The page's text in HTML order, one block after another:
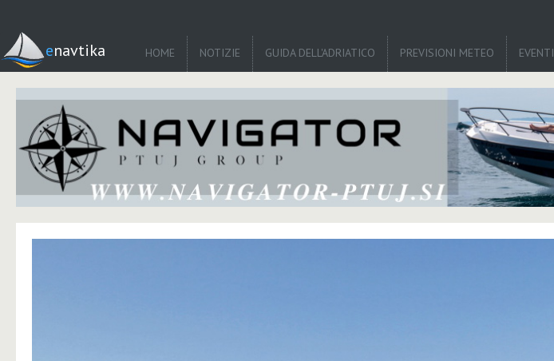
enavtika HOME NOTIZIE GUIDA DELL'ADRIATICO PREVISIONI METEO EVENTI